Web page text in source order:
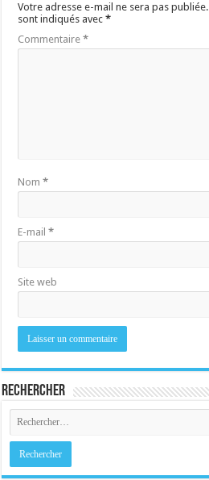
Votre adresse e-mail ne sera pas publiée.
sont indiqués avec*
Commentaire*
Nom*
E-mail*
Site web
Rechercher